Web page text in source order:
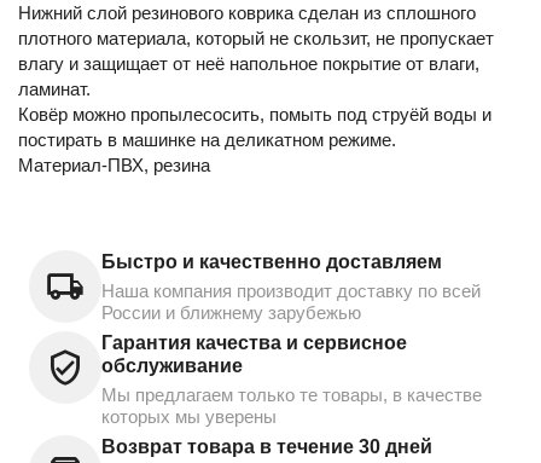
Нижний слой резинового коврика сделан из сплошного
плотного материала, который не скользит, не пропускает
влагу и защищает от неё напольное покрытие от влаги,
ламинат.
Ковёр можно пропылесосить, помыть под струёй воды и
постирать в машинке на деликатном режиме.
Материал-ПВХ, резина
Быстро и качественно доставляем
Наша компания производит доставку по всей
России и ближнему зарубежью
Гарантия качества и сервисное
обслуживание
Мы предлагаем только те товары, в качестве
которых мы уверены
Возврат товара в течение 30 дней